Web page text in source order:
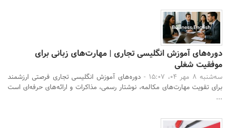
دوره‌های آموزش انگلیسی تجاری | مهارت‌های زبانی برای
موفقیت شغلی
سه‌شنبه 8 مهر 04، 15:07 -
دوره‌های آموزش انگلیسی تجاری فرصتی ارزشمند
برای تقویت مهارت‌های مکالمه، نوشتار رسمی، مذاکرات و ارائه‌های حرفه‌ای است
...